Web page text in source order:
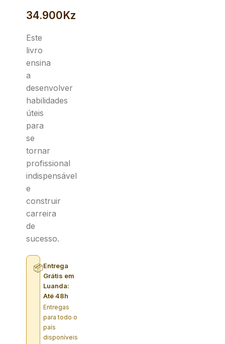
34.900Kz
Este
livro
ensina
a
desenvolver
habilidades
úteis
para
se
tornar
profissional
indispensável
e
construir
carreira
de
sucesso.
📦Entrega
Grátis em
Luanda:
Até 48h
Entregas
para todo o
país
disponíveis